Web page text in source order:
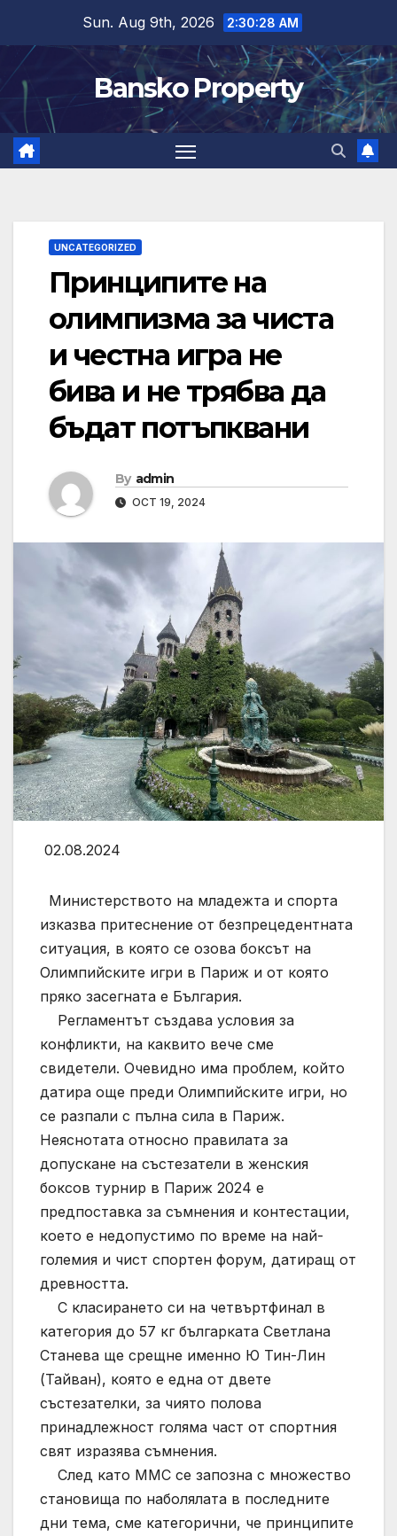
content
Sun. Aug 9th, 2026 2:30:29 AM
Bansko Property
UNCATEGORIZED
Принципите на
олимпизма за чиста
и честна игра не
бива и не трябва да
бъдат потъпквани
By admin
OCT 19, 2024
02.08.2024
Министерството на младежта и спорта
изказва притеснение от безпрецедентната
ситуация, в която се озова боксът на
Олимпийските игри в Париж и от която
пряко засегната е България.
Регламентът създава условия за
конфликти, на каквито вече сме
свидетели. Очевидно има проблем, който
датира още преди Олимпийските игри, но
се разпали с пълна сила в Париж.
Неяснотата относно правилата за
допускане на състезатели в женския
боксов турнир в Париж 2024 е
предпоставка за съмнения и контестации,
което е недопустимо по време на най-
големия и чист спортен форум, датиращ от
древността.
С класирането си на четвъртфинал в
категория до 57 кг българката Светлана
Станева ще срещне именно Ю Тин-Лин
(Тайван), която е една от двете
състезателки, за чиято полова
принадлежност голяма част от спортния
свят изразява съмнения.
След като ММС се запозна с множество
становища по наболялата в последните
дни тема, сме категорични, че принципите